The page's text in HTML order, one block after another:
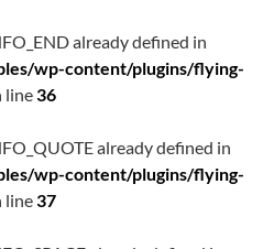
already defined in
wp-content/plugins/flying-
line36
already defined in
wp-content/plugins/flying-
line37